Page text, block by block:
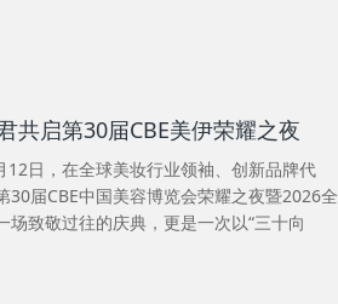
共启第30届CBE美伊荣耀之夜
日，在全球美妆行业领袖、创新品牌代
届CBE中国美容博览会荣耀之夜暨2026全
致敬过往的庆典，更是一次以“三十向